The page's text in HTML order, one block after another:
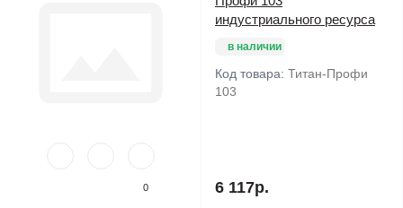
0
индустриального ресурса
в наличии
Код товара: Титан-Профи
103
6 117р.